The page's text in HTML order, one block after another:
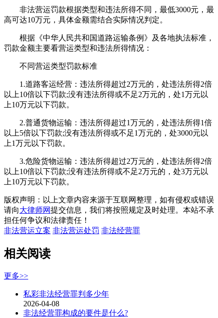
‌非法营运罚款根据类型和违法所得不同，最低3000元，最
高可达10万元‌，具体金额需结合实际情况判定。‌‌‌
根据《中华人民共和国道路运输条例》及各地执法标准，
罚款金额主要看营运类型和违法所得情况：
不同营运类型罚款标准
1.‌道路客运经营‌：违法所得超过2万元的，处违法所得2倍
以上10倍以下罚款;没有违法所得或不足2万元的，处1万元以
上10万元以下罚款。
‌2.普通货物运输‌：违法所得超过1万元的，处违法所得1倍
以上5倍以下罚款;没有违法所得或不足1万元的，处3000元以
上1万元以下罚款。
‌3.危险货物运输‌：违法所得超过2万元的，处违法所得2倍
以上10倍以下罚款;没有违法所得或不足2万元的，处3万元以
上10万元以下罚款。‌‌‌
版权声明：以上文章内容来源于互联网整理，如有侵权或错误
请向大律师网提交信息，我们将按照规定及时处理。本站不承
担任何争议和法律责任！
非法营运立案 非法营运处罚 非法经营罪
相关阅读
更多>>
私彩非法经营罪判多少年
2026-04-08
非法经营罪构成的要件是什么?